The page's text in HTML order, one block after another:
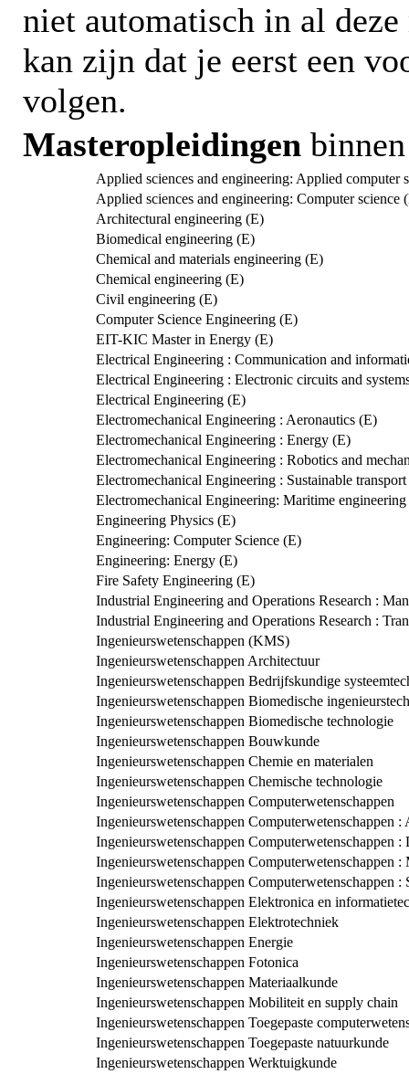
niet automatisch in al
kan zijn dat je eerst een
volgen.
Masteropleidingen
Applied sciences and engineering: Applied computer
Applied sciences and engineering: Computer science
Architectural engineering (E)
Biomedical engineering (E)
Chemical and materials engineering (E)
Chemical engineering (E)
Civil engineering (E)
Computer Science Engineering (E)
EIT-KIC Master in Energy (E)
Electrical Engineering : Communication and
Electrical Engineering : Electronic circuits and
Electrical Engineering (E)
Electromechanical Engineering : Aeronautics (E)
Electromechanical Engineering : Energy (E)
Electromechanical Engineering : Robotics and
Electromechanical Engineering : Sustainable
Electromechanical Engineering: Maritime
Engineering Physics (E)
Engineering: Computer Science (E)
Engineering: Energy (E)
Fire Safety Engineering (E)
Industrial Engineering and Operations Research :
Industrial Engineering and Operations Research :
Ingenieurswetenschappen (KMS)
Ingenieurswetenschappen Architectuur
Ingenieurswetenschappen Bedrijfskundige
Ingenieurswetenschappen Biomedische
Ingenieurswetenschappen Biomedische technologie
Ingenieurswetenschappen Bouwkunde
Ingenieurswetenschappen Chemie en materialen
Ingenieurswetenschappen Chemische technologie
Ingenieurswetenschappen Computerwetenschappen
Ingenieurswetenschappen Computerwetenschappen
Ingenieurswetenschappen Computerwetenschappen :
Ingenieurswetenschappen Computerwetenschappen :
Ingenieurswetenschappen Computerwetenschappen
Ingenieurswetenschappen Elektronica en
Ingenieurswetenschappen Elektrotechniek
Ingenieurswetenschappen Energie
Ingenieurswetenschappen Fotonica
Ingenieurswetenschappen Materiaalkunde
Ingenieurswetenschappen Mobiliteit en supply chain
Ingenieurswetenschappen Toegepaste
Ingenieurswetenschappen Toegepaste natuurkunde
Ingenieurswetenschappen Werktuigkunde